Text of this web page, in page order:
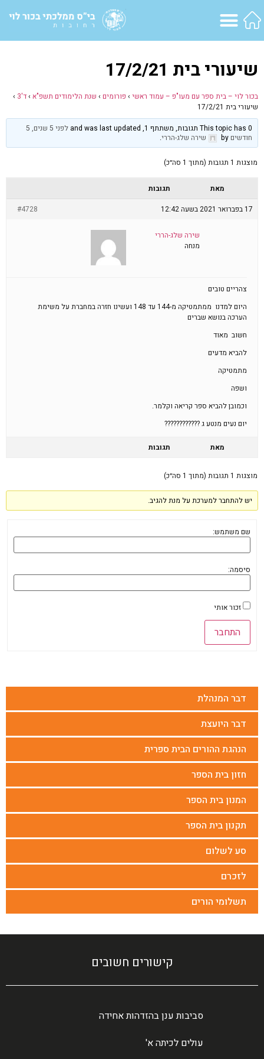
דבר המנהלת
דבר היועצת
הנהגת ההורים הבית ספרית
חזון בית הספר
המנון בית הספר
תקנון בית הספר
סע לשלום
לזכרם
תשלומי הורים
שיעורי בית 17/2/21
בכור לוי – בית ספר עם מעו"פ – עמוד ראשי › פורומים › שנת הלימודים תשפ"א ›ד'3
›
שיעורי בית 17/2/21
This topic has 0 תגובות, משתתף 1, and was last updated
לפני 5 שנים, 5
חודשים by שירה שלג-הררי.
מוצגות 1 תגובות (מתוך 1 סה״כ)
מאת
תגובות
17 בפברואר 2021 בשעה 12:42
#4728
שירה שלג-הררי
מנחה
צהריים טובים
היום למדנו ממתמטיקה מ-144 עד 148 ועשינו חזרה במחברת על משימת
הערכה בנושא שברים
חשוב מאוד
להביא מדעים
מתמטיקה
ושפה
וכמובן להביא ספר קריאה וקלמר.
יום נעים מנטע ג ????????????
מאת תגובות
מוצגות 1 תגובות (מתוך 1 סה״כ)
יש להתחבר למערכת על מנת להגיב.
שם משתמש:
סיסמה:
זכור אותי
התחבר
קישורים חשובים
סביבות ענן בהזדהות אחידה
עולים לכיתה א'